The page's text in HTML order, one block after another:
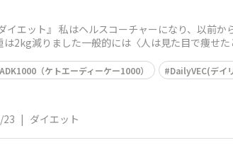
エット』 私はヘルスコーチャーになり、以前
2kg減りました一般的には〈人は見た目で痩せ
（ケトエーディーケー1000）
DailyVEC(デイ
23 | ダイエット